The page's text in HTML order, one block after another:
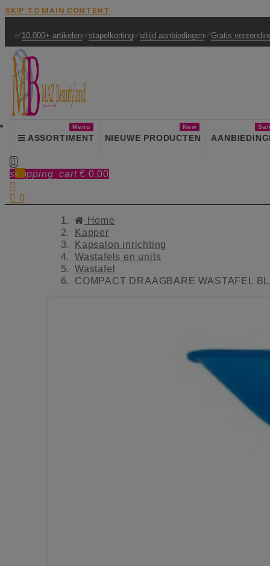
SKIP TO MAIN CONTENT
✅10.000+ artikelen✅stapelkorting✅altijd aanbiedingen✅Gratis
ASSORTIMENT
Menu
NIEUWE PRODUCTEN
New

shopping_cart € 0,00
0

 0
Home
Kapper
Kapsalon inrichting
Wastafels en units
Wastafel
COMPACT DRAAGBARE WASTAFEL